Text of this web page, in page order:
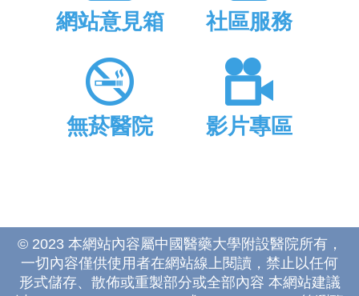
網站意見箱 社區服務
無菸醫院 影片專區
© 2023 本網站內容屬中國醫藥大學附設醫院所有，
一切內容僅供使用者在網站線上閱讀，禁止以任何
形式儲存、散佈或重製部分或全部內容 本網站建議